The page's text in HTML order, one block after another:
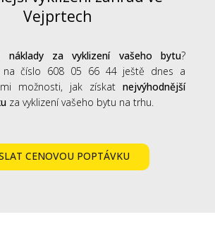
Vejprtech
náklady za vyklizení vašeho bytu?
na číslo 608 05 66 44 ještě dnes a
možnosti, jak získat nejvýhodnější
za vyklizení vašeho bytu na trhu.
CENOVOU POPTÁVKU